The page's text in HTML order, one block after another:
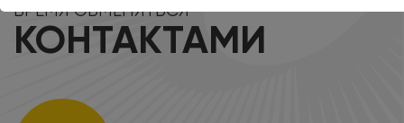
ВРЕМЯ ОБМЕНЯТЬСЯ
КОНТАКТАМИ